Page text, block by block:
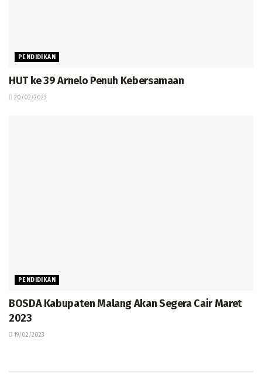
PENDIDIKAN
HUT ke 39 Arnelo Penuh Kebersamaan
20/02/2023
PENDIDIKAN
BOSDA Kabupaten Malang Akan Segera Cair Maret
2023
19/02/2023